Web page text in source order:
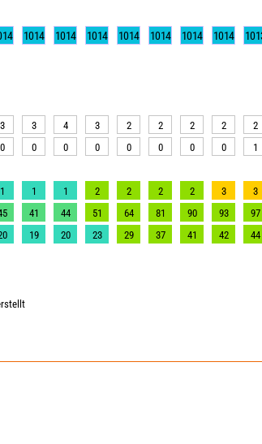
1014 1014 1014 1014 1014 1014 1014
3 3 4 3 2 2 2 2 2
0 0 0 0 0 0 0 0 1
1 1 1 2 2 2 2 3 3
41 44 51 64 81 90 93 97
19 20 23 29 37 41 42 44